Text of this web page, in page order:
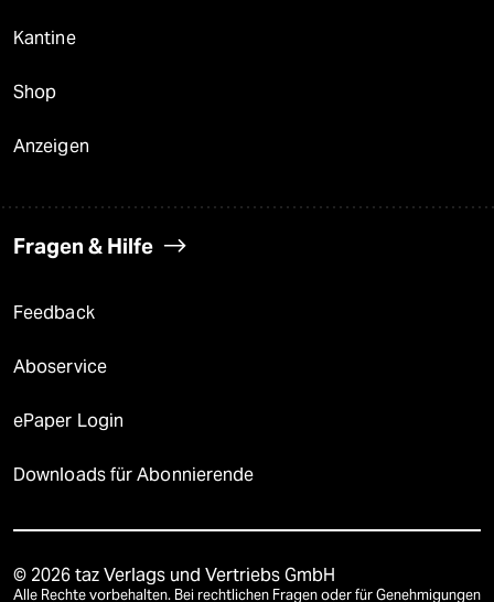
Kantine
Shop
Anzeigen
Fragen & Hilfe
Feedback
Aboservice
ePaper Login
Downloads für Abonnierende
© 2026 taz Verlags und Vertriebs GmbH
Alle Rechte vorbehalten. Bei rechtlichen Fragen oder für Genehmigungen